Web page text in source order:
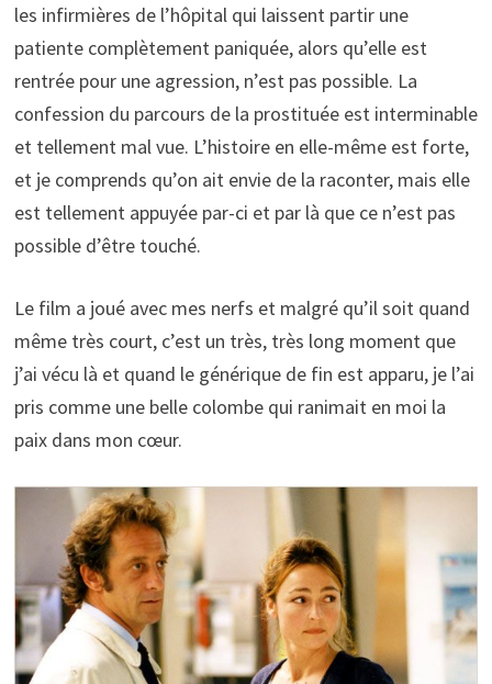
les infirmières de l’hôpital qui laissent partir une
patiente complètement paniquée, alors qu’elle est
rentrée pour une agression, n’est pas possible. La
confession du parcours de la prostituée est interminable
et tellement mal vue. L’histoire en elle-même est forte,
et je comprends qu’on ait envie de la raconter, mais elle
est tellement appuyée par-ci et par là que ce n’est pas
possible d’être touché.
Le film a joué avec mes nerfs et malgré qu’il soit quand
même très court, c’est un très, très long moment que
j’ai vécu là et quand le générique de fin est apparu, je l’ai
pris comme une belle colombe qui ranimait en moi la
paix dans mon cœur.